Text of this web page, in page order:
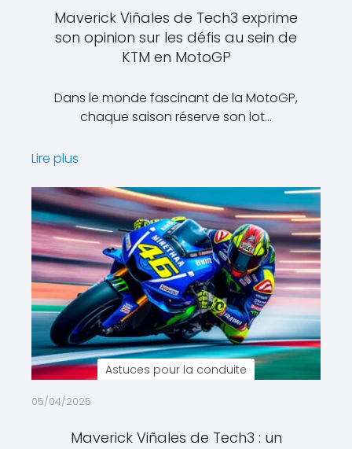
Maverick Viñales de Tech3 exprime
son opinion sur les défis au sein de
KTM en MotoGP
Dans le monde fascinant de la MotoGP,
chaque saison réserve son lot…
Lire plus
Astuces pour la conduite
05/04/2025
Maverick Viñales de Tech3 : un